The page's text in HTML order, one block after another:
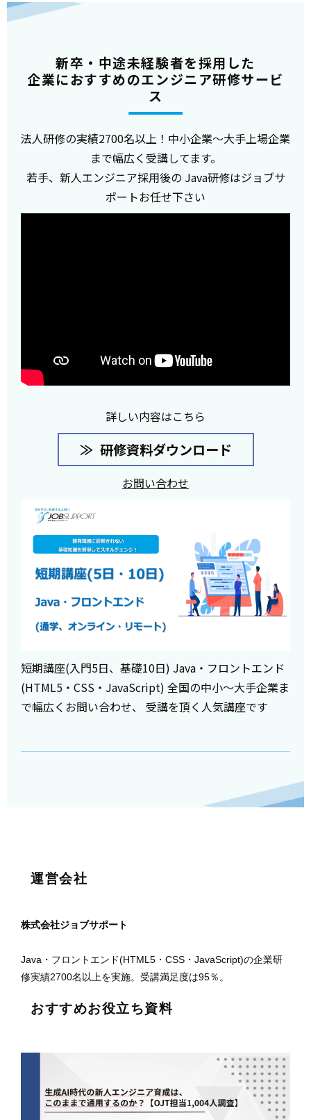
新卒・中途未経験者を採用した
企業におすすめのエンジニア研修サービ
ス
法人研修の実績2700名以上！中小企業～大手上場企業
まで幅広く受講してます。
若手、新人エンジニア採用後の Java研修はジョブサ
ポートお任せ下さい
詳しい内容はこちら
研修資料ダウンロード
お問い合わせ
短期講座(入門5日、基礎10日) Java・フロントエンド
(HTML5・CSS・JavaScript) 全国の中小～大手企業ま
で幅広くお問い合わせ、 受講を頂く人気講座です
運営会社
株式会社ジョブサポート
Java・フロントエンド(HTML5・CSS・JavaScript)の企業研
修実績2700名以上を実施。受講満足度は95％。
おすすめお役立ち資料